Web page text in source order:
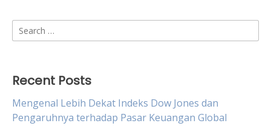
Search
for:
Recent Posts
Mengenal Lebih Dekat Indeks Dow Jones dan
Pengaruhnya terhadap Pasar Keuangan Global